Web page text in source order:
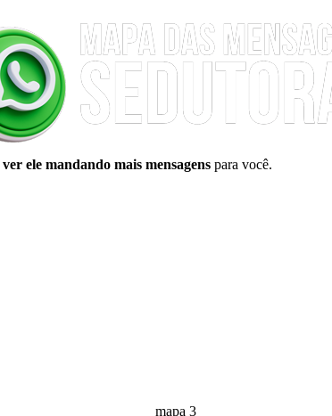
ele mandando mais mensagens para você.